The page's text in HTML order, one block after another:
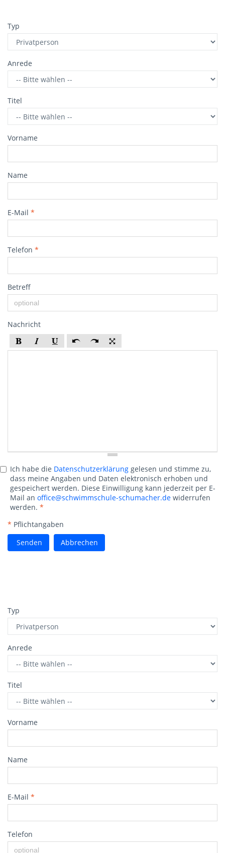
Typ
Anrede
Titel
Vorname
Name
E-Mail *
Telefon *
Betreff
Nachricht
Ich habe die Datenschutzerklärung gelesen und stimme zu,
dass meine Angaben und Daten elektronisch erhoben und
gespeichert werden. Diese Einwilligung kann jederzeit per E-
Mail an office@schwimmschule-schumacher.de widerrufen
werden. *
* Pflichtangaben
Senden
Abbrechen
Typ
Anrede
Titel
Vorname
Name
E-Mail *
Telefon